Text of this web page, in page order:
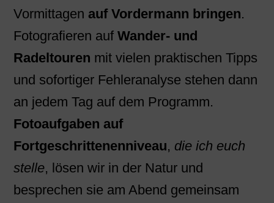
Vormittagen auf Vordermann bringen.
Fotografieren auf Wander- und
Radeltouren mit vielen praktischen Tipps
und sofortiger Fehleranalyse stehen dann
an jedem Tag auf dem Programm.
Fotoaufgaben auf
Fortgeschrittenenniveau, die ich euch
stelle, lösen wir in der Natur und
besprechen sie am Abend gemeinsam